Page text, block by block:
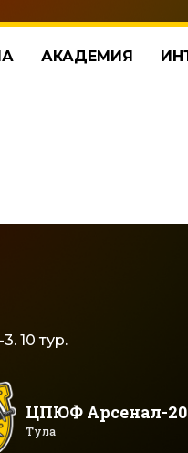
АКАДЕМИЯ
10 тур.
ЦПЮФ Арсенал-
Тула